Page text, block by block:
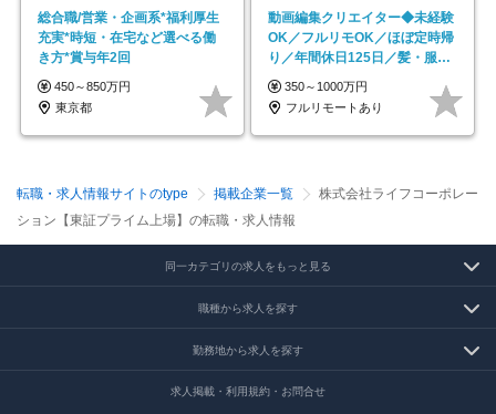
総合職/営業・企画系*福利厚生
充実*時短・在宅など選べる働
き方*賞与年2回
450～850万円
東京都
動画編集クリエイター◆未経験
OK／フルリモOK／ほぼ定時帰
り／年間休日125日／髪・服・
ネイル自由／副業OK
350～1000万円
フルリモートあり
転職・求人情報サイトのtype 掲載企業一覧
株式会社ライフコーポレー
ション【東証プライム上場】の転職・求人情報
同一カテゴリの求人をもっと見る
職種から求人を探す
勤務地から求人を探す
求人掲載・利用規約・お問合せ